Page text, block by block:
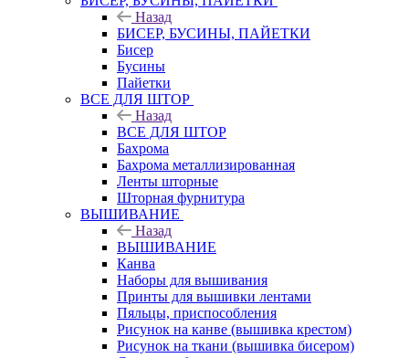
Назад
БИСЕР, БУСИНЫ, ПАЙЕТКИ
Бисер
Бусины
Пайетки
ВСЕ ДЛЯ ШТОР
Назад
ВСЕ ДЛЯ ШТОР
Бахрома
Бахрома металлизированная
Ленты шторные
Шторная фурнитура
ВЫШИВАНИЕ
Назад
ВЫШИВАНИЕ
Канва
Наборы для вышивания
Принты для вышивки лентами
Пяльцы, приспособления
Рисунок на канве (вышивка крестом)
Рисунок на ткани (вышивка бисером)